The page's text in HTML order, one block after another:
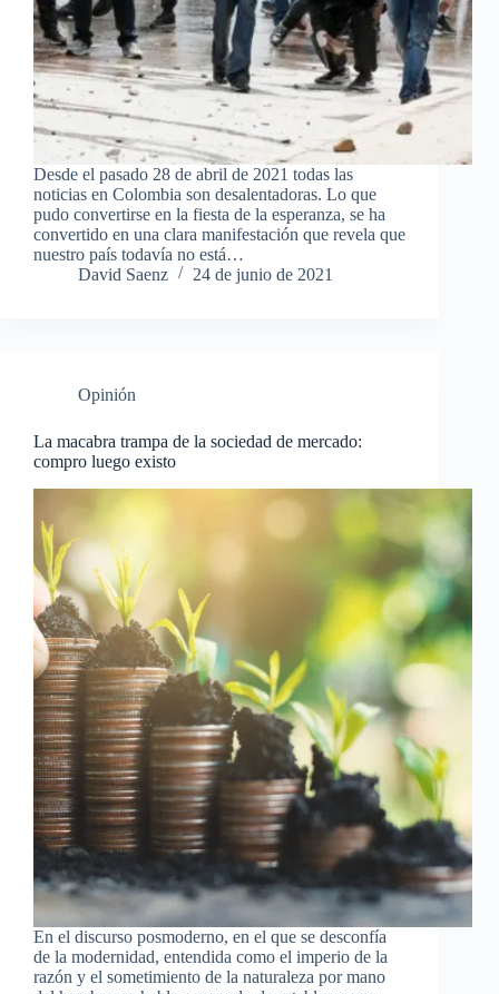
Desde el pasado 28 de abril de 2021 todas las
noticias en Colombia son desalentadoras. Lo que
pudo convertirse en la fiesta de la esperanza, se ha
convertido en una clara manifestación que revela que
nuestro país todavía no está…
David Saenz
24 de junio de 2021
Opinión
La macabra trampa de la sociedad de mercado:
compro luego existo
En el discurso posmoderno, en el que se desconfía
de la modernidad, entendida como el imperio de la
razón y el sometimiento de la naturaleza por mano